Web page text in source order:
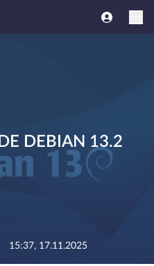
DEBIAN 13.2
15:37, 17.11.2025